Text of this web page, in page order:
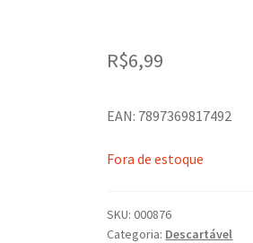
R$6,99
EAN: 7897369817492
Fora de estoque
SKU:000876
Categoria: Descartável